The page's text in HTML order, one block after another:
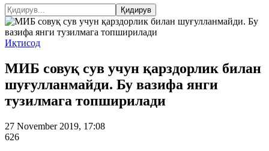
Иқтисод
МИБ совуқ сув учун қарздорлик билан
шуғулланмайди. Бу вазифа янги
тузилмага топширилади
27 November 2019, 17:08
626